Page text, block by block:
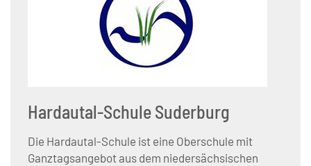
Hardautal-Schule Suderburg
Die Hardautal-Schule ist eine Oberschule mit
Ganztagsangebot aus dem niedersächsischen